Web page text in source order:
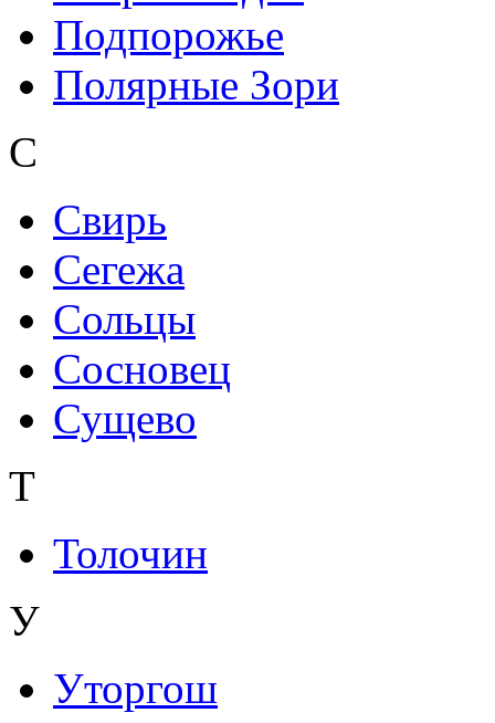
Подпорожье
Полярные Зори
С
Свирь
Сегежа
Сольцы
Сосновец
Сущево
Т
Толочин
У
Уторгош